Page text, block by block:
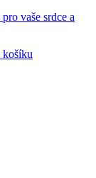
vaše srdce a
košíku